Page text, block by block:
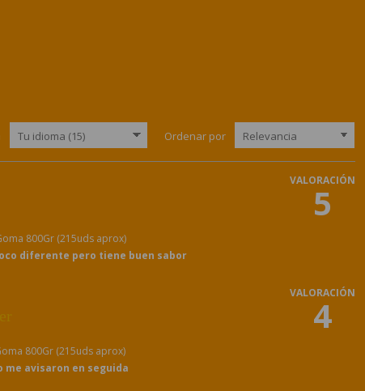
Ordenar por
800Gr (215uds aprox)
diferente pero tiene buen sabor
VALORACIÓN
5
800Gr (215uds aprox)
me avisaron en seguida
VALORACIÓN
4